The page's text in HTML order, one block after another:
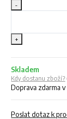
-
+
Skladem
Kdy dostanu zboží?
Doprava zdarma
Poslat dotaz k